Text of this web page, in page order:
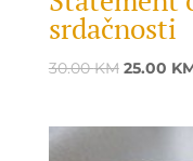
srdačnosti
30.00KM Original
25.00